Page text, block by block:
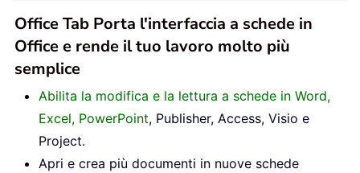
Office Tab Porta l'interfaccia a schede in
Office e rende il tuo lavoro molto più
semplice
Abilita la modifica e la lettura a schede in Word,
Excel, PowerPoint, Publisher, Access, Visio e
Project.
Apri e crea più documenti in nuove schede